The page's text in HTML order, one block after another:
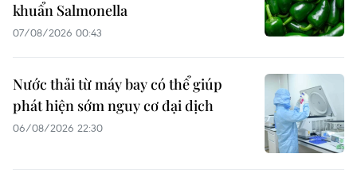
khuẩn Salmonella
07/08/2026 00:43
Nước thải từ máy bay có thể giúp
phát hiện sớm nguy cơ đại dịch
06/08/2026 22:30